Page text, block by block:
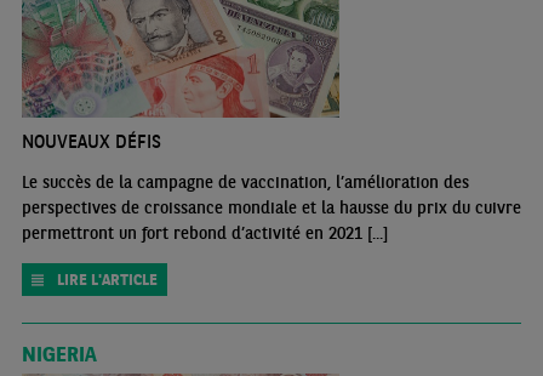
NOUVEAUX DÉFIS
Le succès de la campagne de vaccination, l’amélioration des
perspectives de croissance mondiale et la hausse du prix du cuivre
permettront un fort rebond d’activité en 2021 [...]
LIRE L'ARTICLE
NIGERIA